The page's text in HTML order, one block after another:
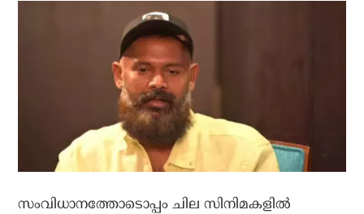
സംവിധാനത്തോടൊപ്പം ചില സിനിമകളിൽ